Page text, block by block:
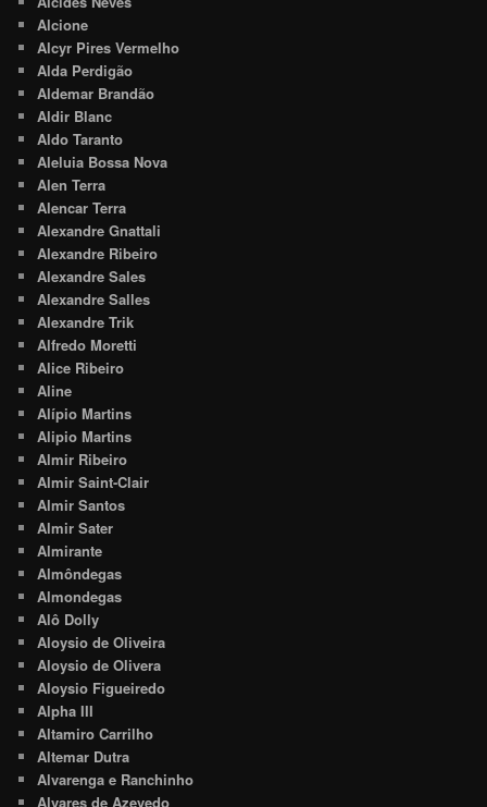
Alcione
Alcyr Pires Vermelho
Alda Perdigão
Aldemar Brandão
Aldir Blanc
Aldo Taranto
Aleluia Bossa Nova
Alen Terra
Alencar Terra
Alexandre Gnattali
Alexandre Ribeiro
Alexandre Sales
Alexandre Salles
Alexandre Trik
Alfredo Moretti
Alice Ribeiro
Aline
Alípio Martins
Alipio Martins
Almir Ribeiro
Almir Saint-Clair
Almir Santos
Almir Sater
Almirante
Almôndegas
Almondegas
Alô Dolly
Aloysio de Oliveira
Aloysio de Olivera
Aloysio Figueiredo
Alpha III
Altamiro Carrilho
Altemar Dutra
Alvarenga e Ranchinho
Alvares de Azevedo